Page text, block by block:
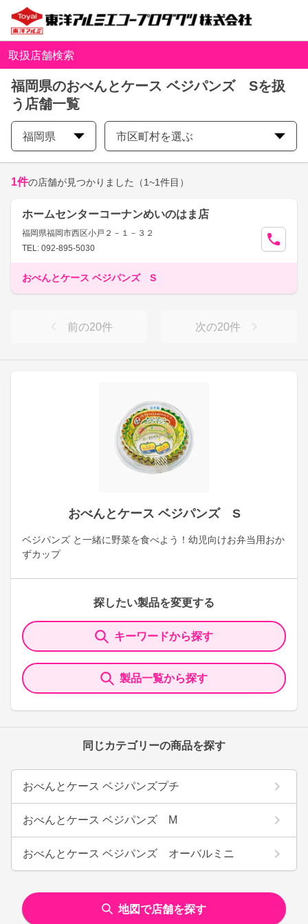
取扱店舗検索
福岡県のおべんとケース ベジパンズ Sを扱
う店舗一覧
福岡県 市区町村を選ぶ
おべんとケース ベジパンズ S
ベジパンズ と一緒に野菜を食べよう！幼児向けお弁当用おか
ずカップ
探したい製品を変更する
キーワードから探す
製品一覧から探す
同じカテゴリーの商品を探す
おべんとケース ベジパンズプチ
おべんとケース ベジパンズ M
おべんとケース ベジパンズ オーバルミニ
1件の店舗が見つかりました （1~1件目）
ホームセンターコーナンめいのはま店
福岡県福岡市西区小戸２－１－３２
TEL: 092-895-5030
おべんとケース ベジパンズ S
前の20件 次の20件
地図で店舗を探す